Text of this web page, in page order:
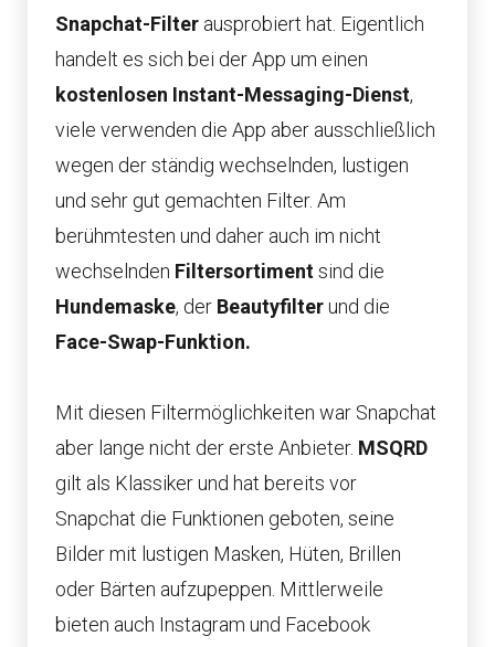
Snapchat-Filter ausprobiert hat. Eigentlich
handelt es sich bei der App um einen
kostenlosen Instant-Messaging-Dienst,
viele verwenden die App aber ausschließlich
wegen der ständig wechselnden, lustigen
und sehr gut gemachten Filter. Am
berühmtesten und daher auch im nicht
wechselnden Filtersortimentsind die
Hundemaske, der Beautyfilterund die
Face-Swap-Funktion.
Mit diesen Filtermöglichkeiten war Snapchat
aber lange nicht der erste Anbieter. MSQRD
gilt als Klassiker und hat bereits vor
Snapchat die Funktionen geboten, seine
Bilder mit lustigen Masken, Hüten, Brillen
oder Bärten aufzupeppen. Mittlerweile
bieten auch Instagram und Facebook